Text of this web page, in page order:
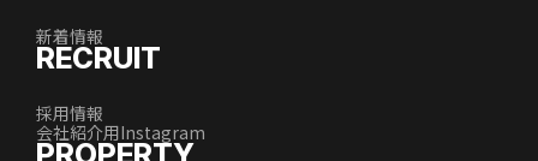
新着情報
RECRUIT
採用情報
会社紹介用Instagram